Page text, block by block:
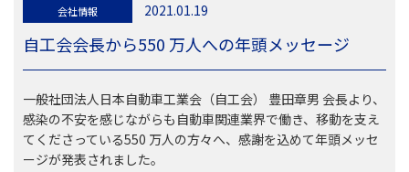
会社情報 2021.01.19
自工会会長から550 万人への年頭メッセージ
一般社団法人日本自動車工業会（自工会） 豊田章男 会長より、
感染の不安を感じながらも自動車関連業界で働き、移動を支え
てくださっている550 万人の方々へ、感謝を込めて年頭メッセ
ージが発表されました。